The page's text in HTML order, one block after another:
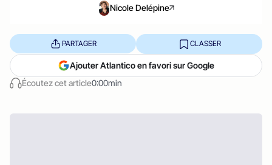
Nicole Delépine
Écoutez cet article0:00min
PARTAGER CLASSER
Ajouter Atlantico en favori sur Google